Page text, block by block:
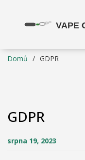
Domů GDPR
GDPR
srpna 19, 2023